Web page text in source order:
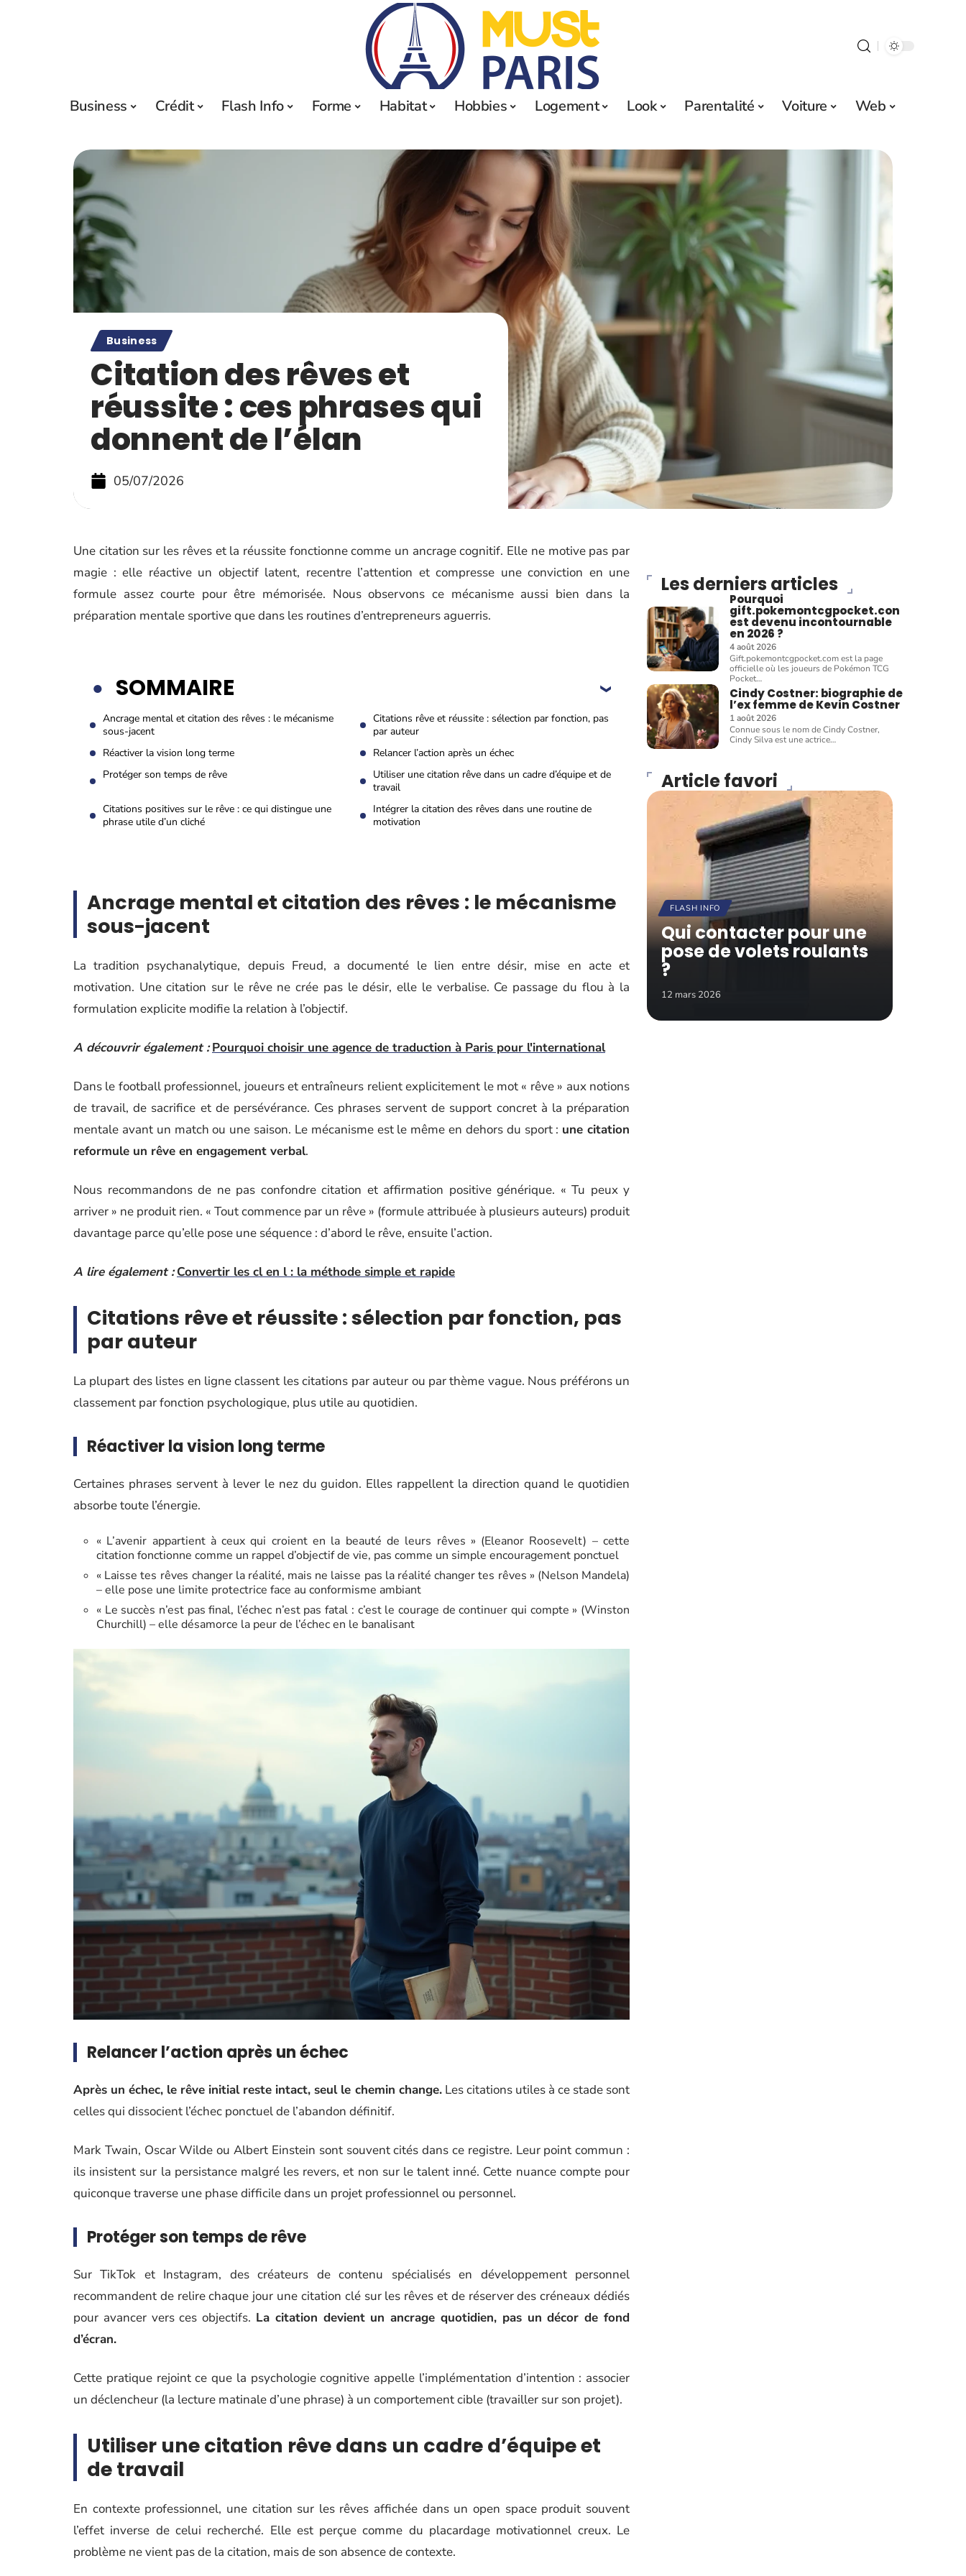
Business Crédit Flash Info Forme Habitat Hobbies Logement Look Parentalité Voiture Web
Business
Citation des rêves et
réussite : ces phrases qui
donnent de l’élan
05/07/2026
Une citation sur les rêves et la réussite fonctionne comme un ancrage cognitif. Elle ne motive pas par
magie : elle réactive un objectif latent, recentre l’attention et compresse une conviction en une
formule assez courte pour être mémorisée. Nous observons ce mécanisme aussi bien dans la
préparation mentale sportive que dans les routines d’entrepreneurs aguerris.
SOMMAIRE
Ancrage mental et citation des rêves : le mécanisme
sous-jacent
Citations rêve et réussite : sélection par fonction, pas
par auteur
Réactiver la vision long terme
Relancer l’action après un échec
Protéger son temps de rêve
Utiliser une citation rêve dans un cadre d’équipe et de
travail
Citations positives sur le rêve : ce qui distingue une
phrase utile d’un cliché
Intégrer la citation des rêves dans une routine de
motivation
Ancrage mental et citation des rêves : le mécanisme
sous-jacent
La tradition psychanalytique, depuis Freud, a documenté le lien entre désir, mise en acte et
motivation. Une citation sur le rêve ne crée pas le désir, elle le verbalise. Ce passage du flou à la
formulation explicite modifie la relation à l’objectif.
A découvrir également : Pourquoi choisir une agence de traduction à Paris pour l'international
Dans le football professionnel, joueurs et entraîneurs relient explicitement le mot « rêve » aux notions
de travail, de sacrifice et de persévérance. Ces phrases servent de support concret à la préparation
mentale avant un match ou une saison. Le mécanisme est le même en dehors du sport : une citation
reformule un rêve en engagement verbal.
Nous recommandons de ne pas confondre citation et affirmation positive générique. « Tu peux y
arriver » ne produit rien. « Tout commence par un rêve » (formule attribuée à plusieurs auteurs) produit
davantage parce qu’elle pose une séquence : d’abord le rêve, ensuite l’action.
A lire également : Convertir les cl en l : la méthode simple et rapide
Citations rêve et réussite : sélection par fonction, pas
par auteur
La plupart des listes en ligne classent les citations par auteur ou par thème vague. Nous préférons un
classement par fonction psychologique, plus utile au quotidien.
Réactiver la vision long terme
Certaines phrases servent à lever le nez du guidon. Elles rappellent la direction quand le quotidien
absorbe toute l’énergie.
« L’avenir appartient à ceux qui croient en la beauté de leurs rêves » (Eleanor Roosevelt) – cette
citation fonctionne comme un rappel d’objectif de vie, pas comme un simple encouragement ponctuel
« Laisse tes rêves changer la réalité, mais ne laisse pas la réalité changer tes rêves » (Nelson Mandela)
– elle pose une limite protectrice face au conformisme ambiant
« Le succès n’est pas final, l’échec n’est pas fatal : c’est le courage de continuer qui compte » (Winston
Churchill) – elle désamorce la peur de l’échec en le banalisant
Relancer l’action après un échec
Après un échec, le rêve initial reste intact, seul le chemin change.Les citations utiles à ce stade sont
celles qui dissocient l’échec ponctuel de l’abandon définitif.
Mark Twain, Oscar Wilde ou Albert Einstein sont souvent cités dans ce registre. Leur point commun :
ils insistent sur la persistance malgré les revers, et non sur le talent inné. Cette nuance compte pour
quiconque traverse une phase difficile dans un projet professionnel ou personnel.
Protéger son temps de rêve
Sur TikTok et Instagram, des créateurs de contenu spécialisés en développement personnel
recommandent de relire chaque jour une citation clé sur les rêves et de réserver des créneaux dédiés
pour avancer vers ces objectifs. La citation devient un ancrage quotidien, pas un décor de fond
d’écran.
Cette pratique rejoint ce que la psychologie cognitive appelle l’implémentation d’intention : associer
un déclencheur (la lecture matinale d’une phrase) à un comportement cible (travailler sur son projet).
Utiliser une citation rêve dans un cadre d’équipe et
de travail
En contexte professionnel, une citation sur les rêves affichée dans un open space produit souvent
l’effet inverse de celui recherché. Elle est perçue comme du placardage motivationnel creux. Le
problème ne vient pas de la citation, mais de son absence de contexte.
Les derniers articles
Pourquoi
gift.pokemontcgpocket.con
est devenu incontournable
en 2026 ?
4 août 2026
Gift.pokemontcgpocket.com est la page
officielle où les joueurs de Pokémon TCG
Pocket…
Cindy Costner: biographie de
l’ex femme de Kevin Costner
1 août 2026
Connue sous le nom de Cindy Costner,
Cindy Silva est une actrice…
Article favori
FLASH INFO
Qui contacter pour une
pose de volets roulants
?
12 mars 2026